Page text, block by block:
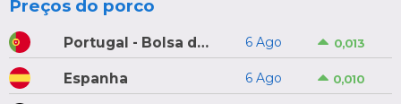
Preços do porco
Portugal - Bolsa do Porco do Montijo 6 Ago 0,013
Espanha 6 Ago 0,010